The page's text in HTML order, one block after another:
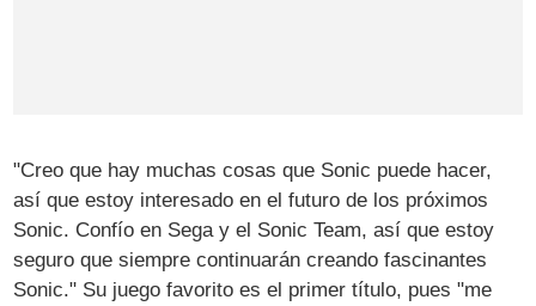
"Creo que hay muchas cosas que Sonic puede hacer,
así que estoy interesado en el futuro de los próximos
Sonic. Confío en Sega y el Sonic Team, así que estoy
seguro que siempre continuarán creando fascinantes
Sonic." Su juego favorito es el primer título, pues "me